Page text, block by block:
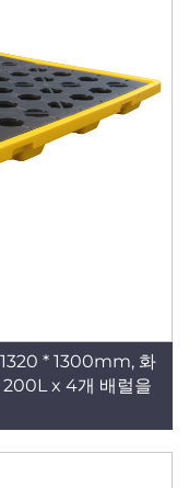
* 1300mm, 화
200L x 4개 배럴을